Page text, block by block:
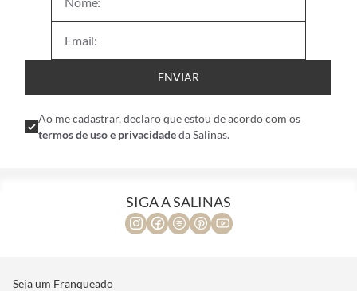
ENVIAR
Ao me cadastrar, declaro que estou de acordo com os
termos de uso e privacidadeda Salinas.
SIGA A SALINAS
Seja um Franqueado